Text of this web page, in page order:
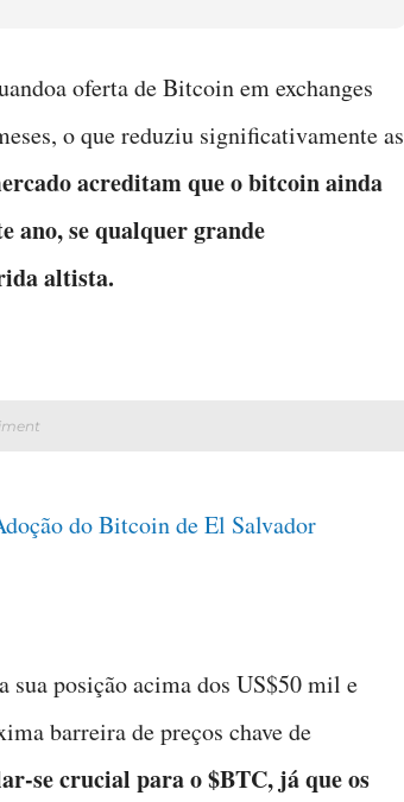
oferta de Bitcoin em exchanges
o que reduziu significativamente as
acreditam que o bitcoin ainda
ano, se qualquer grande
altista.
do Bitcoin de El Salvador
posição acima dos US$50 mil e
barreira de preços chave de
se crucial para o $BTC, já que os